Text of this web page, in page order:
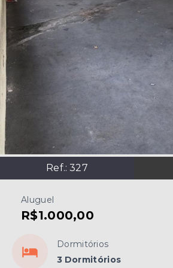
Ref.:327
Aluguel
R$1.000,00
Dormitórios
3 Dormitórios